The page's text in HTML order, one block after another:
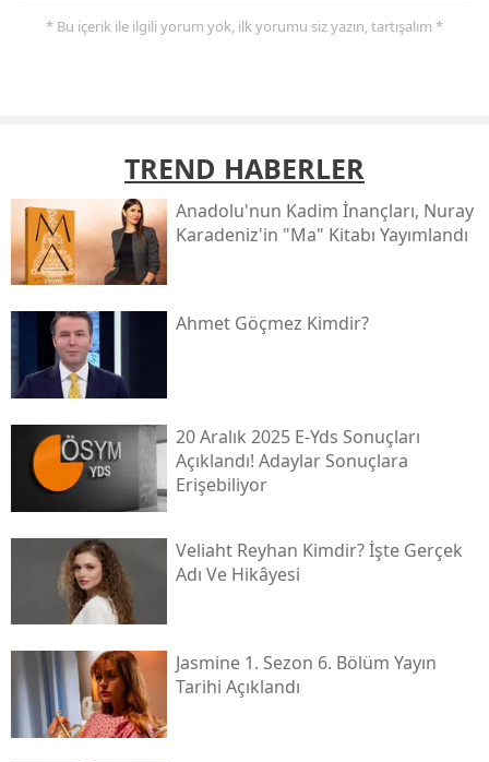
* Bu içerik ile ilgili yorum yok, ilk yorumu siz yazın, tartışalım *
TREND HABERLER
Anadolu'nun Kadim İnançları, Nuray
Karadeniz'in "ma" Kitabı Yayımlandı
Ahmet Göçmez Kimdir?
20 Aralık 2025 E-Yds Sonuçları
Açıklandı! Adaylar Sonuçlara
Erişebiliyor
Veliaht Reyhan Kimdir? İşte Gerçek
Adı Ve Hikâyesi
Jasmine 1. Sezon 6. Bölüm Yayın
Tarihi Açıklandı